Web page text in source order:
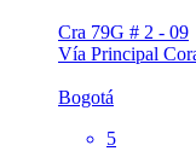
Cra 79G # 2 - 09
Vía Principal
Bogotá
5